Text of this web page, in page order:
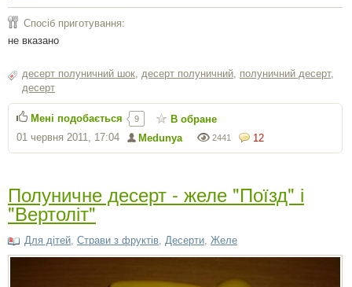
Спосіб приготування:
не вказано
десерт полуничний шок десерт полуничний полуничний десерт,
десерт
12
2441
Medunya
01 червня 2011, 17:04
Мені подобається 9 В обране
Полуничне десерт - желе "Поїзд" і
"Вертоліт"
Для дітей Страви з фруктів Десерти Желе